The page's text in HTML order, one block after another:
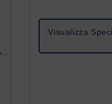
Visualizza